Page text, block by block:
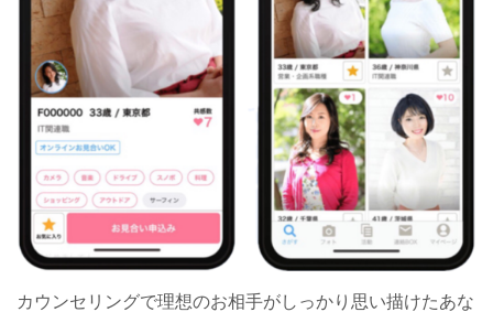
カウンセリングで理想のお相手がしっかり思い描けたあな